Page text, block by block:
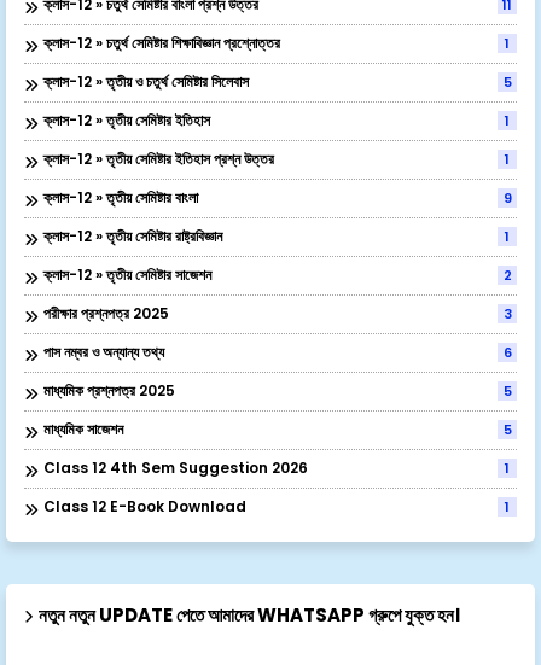
ক্লাস-12 » চতুর্থ সেমিষ্টার বাংলা প্রশ্ন উত্তর 11
ক্লাস-12 » চতুর্থ সেমিষ্টার শিক্ষাবিজ্ঞান প্রশ্নোত্তর 1
ক্লাস-12 » তৃতীয় ও চতুর্থ সেমিষ্টার সিলেবাস 5
ক্লাস-12 » তৃতীয় সেমিষ্টার ইতিহাস 1
ক্লাস-12 » তৃতীয় সেমিষ্টার ইতিহাস প্রশ্ন উত্তর 1
ক্লাস-12 » তৃতীয় সেমিষ্টার বাংলা 9
ক্লাস-12 » তৃতীয় সেমিষ্টার রাষ্ট্রবিজ্ঞান 1
ক্লাস-12 » তৃতীয় সেমিষ্টার সাজেশন 2
পরীক্ষার প্রশ্নপত্র 2025 3
পাস নম্বর ও অন্যান্য তথ্য 6
মাধ্যমিক প্রশ্নপত্র 2025 5
মাধ্যমিক সাজেশন 5
Class 12 4th Sem Suggestion 2026 1
Class 12 E-Book Download 1
নতুন নতুন UPDATE পেতে আমাদের WHATSAPP গ্রুপে যুক্ত হন।